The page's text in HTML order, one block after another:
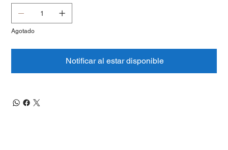
Agotado
Notificar al estar disponible